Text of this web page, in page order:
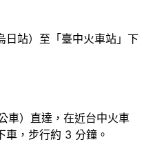
日站）至「臺中火車站」下
車）直達，在近台中火車
車，步行約 3 分鐘。